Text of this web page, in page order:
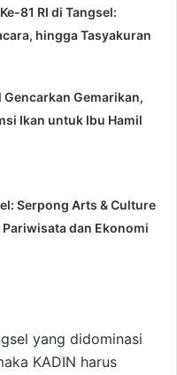
81 RI di Tangsel:
hingga Tasyakuran
Gencarkan Gemarikan,
Ikan untuk Ibu Hamil
Serpong Arts & Culture
dan Ekonomi
yang didominasi
KADIN harus